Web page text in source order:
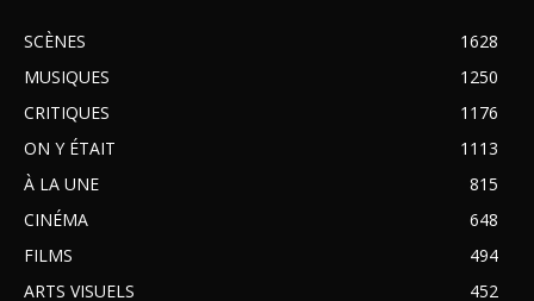
SCÈNES
1628
MUSIQUES
1250
CRITIQUES
1176
ON Y ÉTAIT
1113
À LA UNE
815
CINÉMA
648
FILMS
494
ARTS VISUELS
452